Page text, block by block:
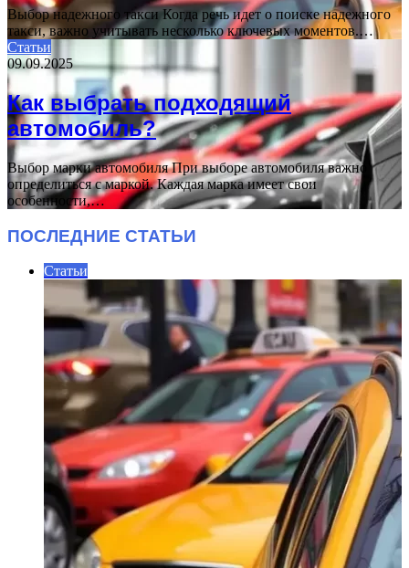
Выбор надежного такси Когда речь идет о поиске надежного
такси, важно учитывать несколько ключевых моментов.…
Статьи
09.09.2025
Как выбрать подходящий
автомобиль?
Выбор марки автомобиля При выборе автомобиля важно
определиться с маркой. Каждая марка имеет свои
особенности,…
ПОСЛЕДНИЕ СТАТЬИ
Статьи